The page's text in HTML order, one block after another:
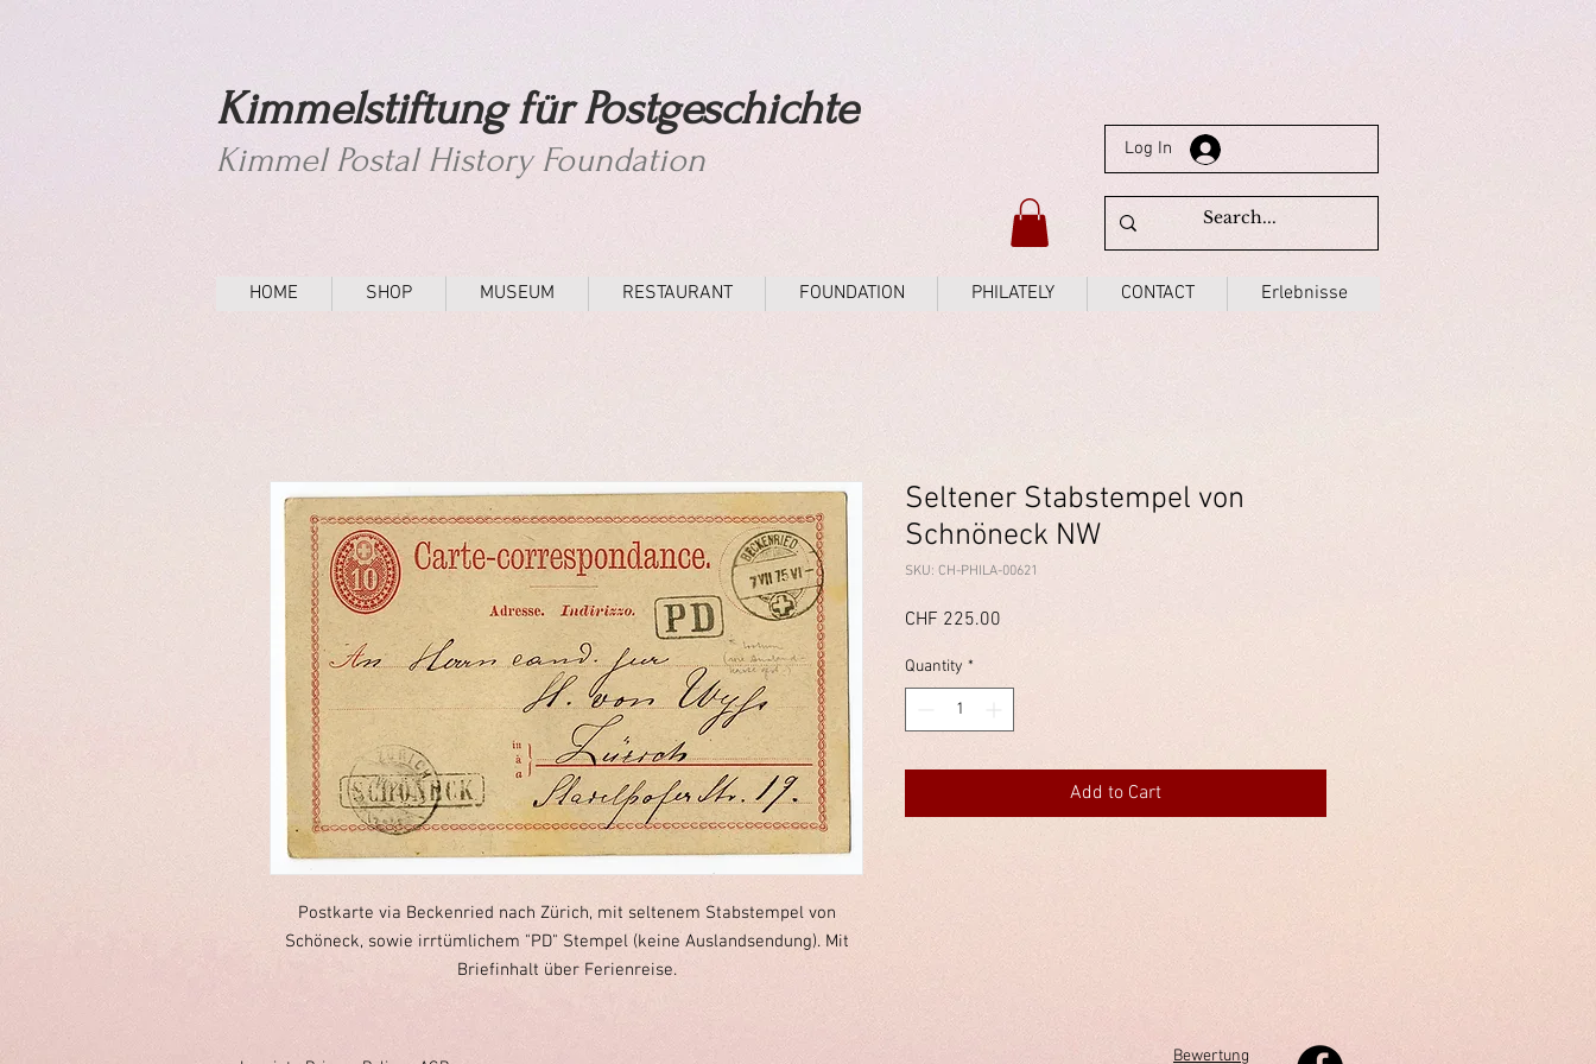
Kimmelstiftung für Postgeschichte
Kimmel Postal History Foundation Log In
HOME SHOP MUSEUM RESTAURANT FOUNDATION PHILATELY CONTACT Erlebnisse
Postkarte via Beckenried nach Zürich, mit seltenem Stabstempel von
Schöneck, sowie irrtümlichem "PD" Stempel (keine Auslandsendung). Mit
Briefinhalt über Ferienreise.
Seltener Stabstempel von
Schnöneck NW
SKU: CH-PHILA-00621
CHF 225.00
Quantity *
Add to Cart
Bewertung